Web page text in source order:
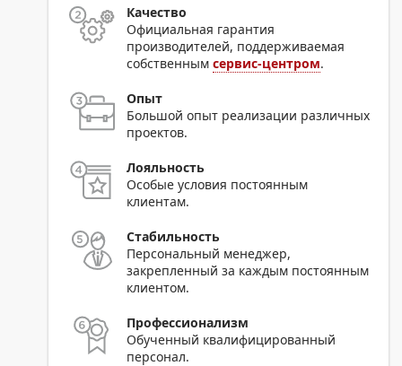
Качество
Официальная гарантия
производителей, поддерживаемая
собственнымсервис-центром.
Опыт
Большой опыт реализации различных
проектов.
Лояльность
Особые условия постоянным
клиентам.
Стабильность
Персональный менеджер,
закрепленный за каждым постоянным
клиентом.
Профессионализм
Обученный квалифицированный
персонал.